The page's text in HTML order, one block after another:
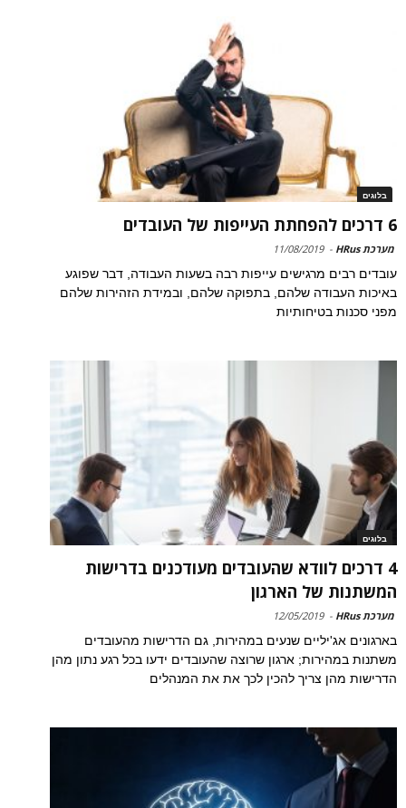
בלוגים
6 דרכים להפחתת העייפות של העובדים
מערכת HRus -
11/08/2019
עובדים רבים מרגישים עייפות רבה בשעות העבודה, דבר שפוגע
באיכות העבודה שלהם, בתפוקה שלהם, ובמידת הזהירות שלהם
מפני סכנות בטיחותיות
בלוגים
4 דרכים לוודא שהעובדים מעודכנים בדרישות
המשתנות של הארגון
מערכת HRus -
12/05/2019
בארגונים אג'יליים שנעים במהירות, גם הדרישות מהעובדים
משתנות במהירות; ארגון שרוצה שהעובדים ידעו בכל רגע נתון מהן
הדרישות מהן צריך להכין לכך את את המנהלים